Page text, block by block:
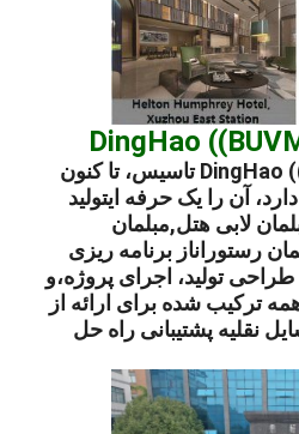
از زمان DingHao ((BUVMAMO) تاسیس، تا کنون
تولید
لابی هتل,مبلمان
رستوراناز برنامه ریزی
تولید، اجرای پروژه،و
ترکیب شده برای ارائه از
نقلیه پشتیبانی راه حل